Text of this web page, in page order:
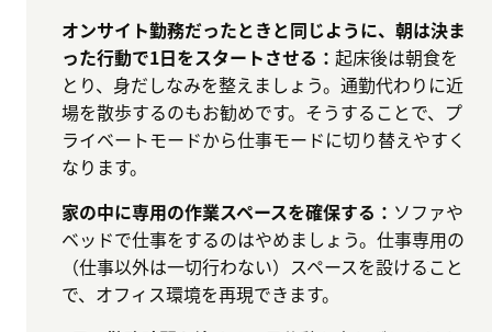
オンサイト勤務だったときと同じように、朝は決ま
った行動で1日をスタートさせる： 起床後は朝食を
とり、身だしなみを整えましょう。通勤代わりに近
場を散歩するのもお勧めです。そうすることで、プ
ライベートモードから仕事モードに切り替えやすく
なります。
家の中に専用の作業スペースを確保する： ソファや
ベッドで仕事をするのはやめましょう。仕事専用の
（仕事以外は一切行わない）スペースを設けること
で、オフィス環境を再現できます。